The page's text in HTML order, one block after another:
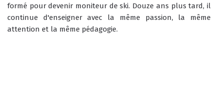
formé pour devenir moniteur de ski. Douze ans plus tard, il
continue d'enseigner avec la même passion, la même
attention et la même pédagogie.